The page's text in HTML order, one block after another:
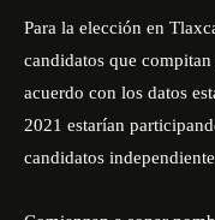
Para la elección en
candidatos que
acuerdo con los datos
2021 estarían
candidatos